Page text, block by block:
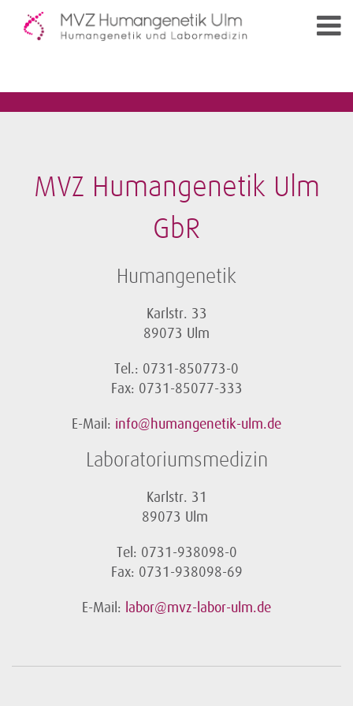
MVZ Humangenetik Ulm
GbR
Humangenetik
Karlstr. 33
89073 Ulm
Tel.: 0731-850773-0
Fax: 0731-85077-333
E-Mail: info@humangenetik-ulm.de
Laboratoriumsmedizin
Karlstr. 31
89073 Ulm
Tel: 0731-938098-0
Fax: 0731-938098-69
E-Mail: labor@mvz-labor-ulm.de